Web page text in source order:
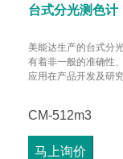
台式分光测色计
美能达生产的台式分
有着非一般的准确性
应用在产品开发及研
CM-512m3
马上询价